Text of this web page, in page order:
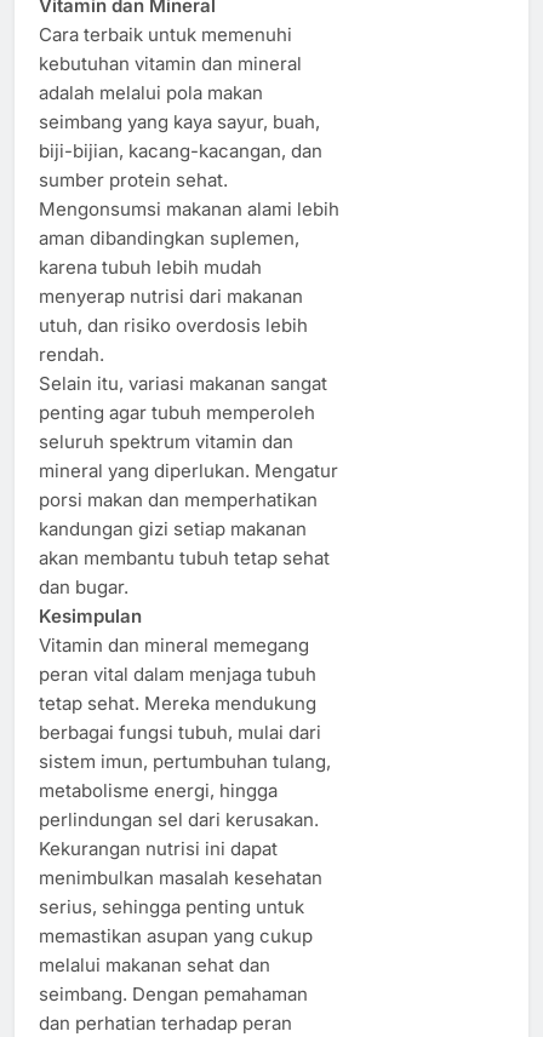
Vitamin dan Mineral
Cara terbaik untuk memenuhi
kebutuhan vitamin dan mineral
adalah melalui pola makan
seimbang yang kaya sayur, buah,
biji-bijian, kacang-kacangan, dan
sumber protein sehat.
Mengonsumsi makanan alami lebih
aman dibandingkan suplemen,
karena tubuh lebih mudah
menyerap nutrisi dari makanan
utuh, dan risiko overdosis lebih
rendah.
Selain itu, variasi makanan sangat
penting agar tubuh memperoleh
seluruh spektrum vitamin dan
mineral yang diperlukan. Mengatur
porsi makan dan memperhatikan
kandungan gizi setiap makanan
akan membantu tubuh tetap sehat
dan bugar.
Kesimpulan
Vitamin dan mineral memegang
peran vital dalam menjaga tubuh
tetap sehat. Mereka mendukung
berbagai fungsi tubuh, mulai dari
sistem imun, pertumbuhan tulang,
metabolisme energi, hingga
perlindungan sel dari kerusakan.
Kekurangan nutrisi ini dapat
menimbulkan masalah kesehatan
serius, sehingga penting untuk
memastikan asupan yang cukup
melalui makanan sehat dan
seimbang. Dengan pemahaman
dan perhatian terhadap peran